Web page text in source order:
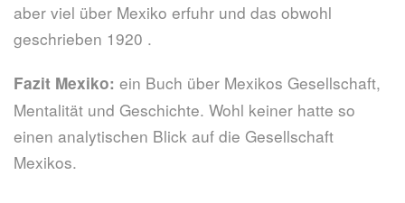
aber viel über Mexiko erfuhr und das obwohl
geschrieben 1920 .
Fazit Mexiko: ein Buch über Mexikos Gesellschaft,
Mentalität und Geschichte. Wohl keiner hatte so
einen analytischen Blick auf die Gesellschaft
Mexikos.